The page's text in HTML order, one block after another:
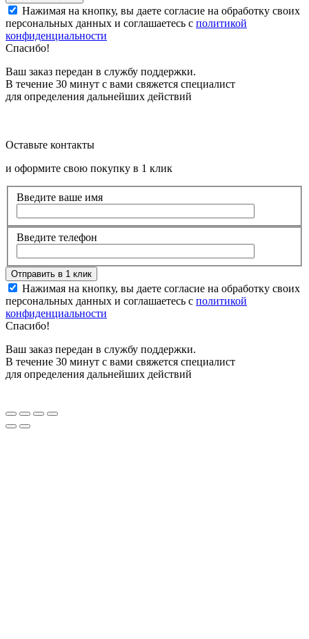
Нажимая на кнопку, вы даете согласие на обработку своих
персональных данных и соглашаетесь с политикой
конфиденциальности
Спасибо!
Ваш заказ передан в службу поддержки.
В течение 30 минут с вами свяжется специалист
для определения дальнейших действий
Оставьте контакты
и оформите свою покупку в 1 клик
Введите ваше имя
Введите телефон
Нажимая на кнопку, вы даете согласие на обработку своих
персональных данных и соглашаетесь с политикой
конфиденциальности
Спасибо!
Ваш заказ передан в службу поддержки.
В течение 30 минут с вами свяжется специалист
для определения дальнейших действий